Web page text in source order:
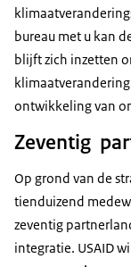
bureau met u kan
blijft zich inzetten
ontwikkeling van
Zeventig
Op grond van de
tienduizend
zeventig
integratie. USAID